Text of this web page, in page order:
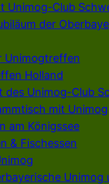
Unimog-Club
der
Unimogtreffen
Holland
des Unimog-Club
mit Unimog
am Königssee
& Fischessen